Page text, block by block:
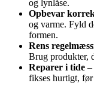
og lynlåse.
Opbevar
og varme. Fyld
formen.
Rens
Brug produkter,
Reparer i tide –
fikses hurtigt, før